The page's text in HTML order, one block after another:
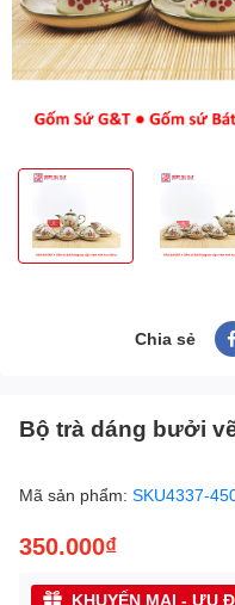
Chia sẻ
Bộ trà dáng bưởi
Mã sản phẩm: SKU4337-
350.000₫
KHUYẾN MẠI - ƯU